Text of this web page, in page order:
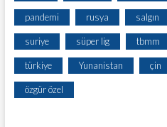
pandemi rusya salgın
suriye süper lig tbmm
türkiye Yunanistan çin
özgür özel